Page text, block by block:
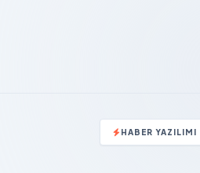
HABER YAZILIMI